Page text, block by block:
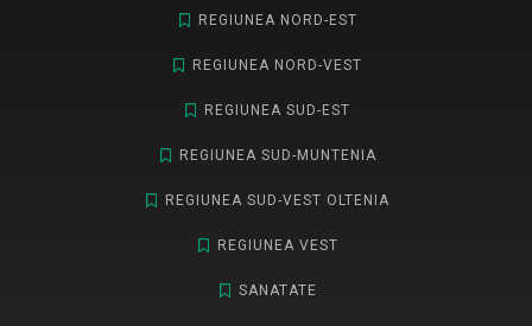
REGIUNEA NORD-EST
REGIUNEA NORD-VEST
REGIUNEA SUD-EST
REGIUNEA SUD-MUNTENIA
REGIUNEA SUD-VEST OLTENIA
REGIUNEA VEST
SANATATE